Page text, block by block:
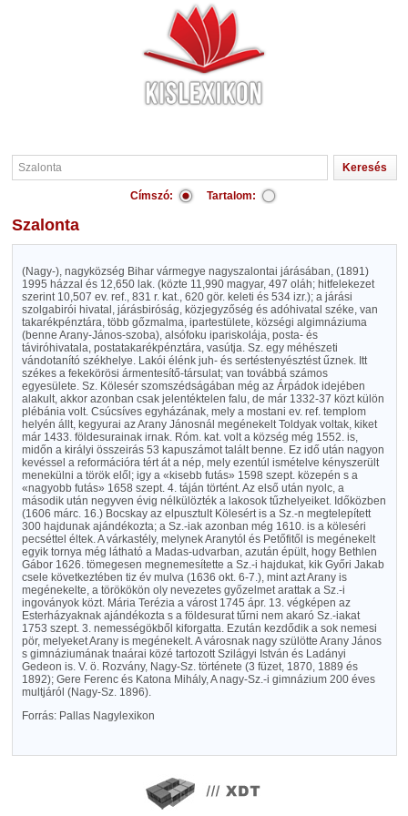
Címszó: Tartalom:
Szalonta
(Nagy-), nagyközség Bihar vármegye nagyszalontai járásában, (1891)
1995 házzal és 12,650 lak. (közte 11,990 magyar, 497 oláh; hitfelekezet
szerint 10,507 ev. ref., 831 r. kat., 620 gör. keleti és 534 izr.); a járási
szolgabirói hivatal, járásbiróság, közjegyzőség és adóhivatal széke, van
takarékpénztára, több gőzmalma, ipartestülete, községi algimnáziuma
(benne Arany-János-szoba), alsófoku ipariskolája, posta- és
táviróhivatala, postatakarékpénztára, vasútja. Sz. egy méhészeti
vándotanító székhelye. Lakói élénk juh- és sertéstenyésztést űznek. Itt
székes a fekekörösi ármentesítő-társulat; van továbbá számos
egyesülete. Sz. Kölesér szomszédságában még az Árpádok idejében
alakult, akkor azonban csak jelentéktelen falu, de már 1332-37 közt külön
plébánia volt. Csúcsíves egyházának, mely a mostani ev. ref. templom
helyén állt, kegyurai az Arany Jánosnál megénekelt Toldyak voltak, kiket
már 1433. földesurainak irnak. Róm. kat. volt a község még 1552. is,
midőn a királyi összeirás 53 kapuszámot talált benne. Ez idő után nagyon
kevéssel a reformációra tért át a nép, mely ezentúl ismételve kényszerült
menekülni a török elől; igy a «kisebb futás» 1598 szept. közepén s a
«nagyobb futás» 1658 szept. 4. táján történt. Az első után nyolc, a
második után negyven évig nélkülözték a lakosok tűzhelyeiket. Időközben
(1606 márc. 16.) Bocskay az elpusztult Kölesért is a Sz.-n megtelepített
300 hajdunak ajándékozta; a Sz.-iak azonban még 1610. is a köleséri
pecséttel éltek. A várkastély, melynek Aranytól és Petőfitől is megénekelt
egyik tornya még látható a Madas-udvarban, azután épült, hogy Bethlen
Gábor 1626. tömegesen megnemesítette a Sz.-i hajdukat, kik Győri Jakab
csele következtében tiz év mulva (1636 okt. 6-7.), mint azt Arany is
megénekelte, a törökökön oly nevezetes győzelmet arattak a Sz.-i
ingoványok közt. Mária Terézia a várost 1745 ápr. 13. végképen az
Esterházyaknak ajándékozta s a földesurat tűrni nem akaró Sz.-iakat
1753 szept. 3. nemességökből kiforgatta. Ezután kezdődik a sok nemesi
pör, melyeket Arany is megénekelt. A városnak nagy szülötte Arany János
s gimnáziumának tnaárai közé tartozott Szilágyi István és Ladányi
Gedeon is. V. ö. Rozvány, Nagy-Sz. története (3 füzet, 1870, 1889 és
1892); Gere Ferenc és Katona Mihály, A nagy-Sz.-i gimnázium 200 éves
multjáról (Nagy-Sz. 1896).
Forrás: Pallas Nagylexikon